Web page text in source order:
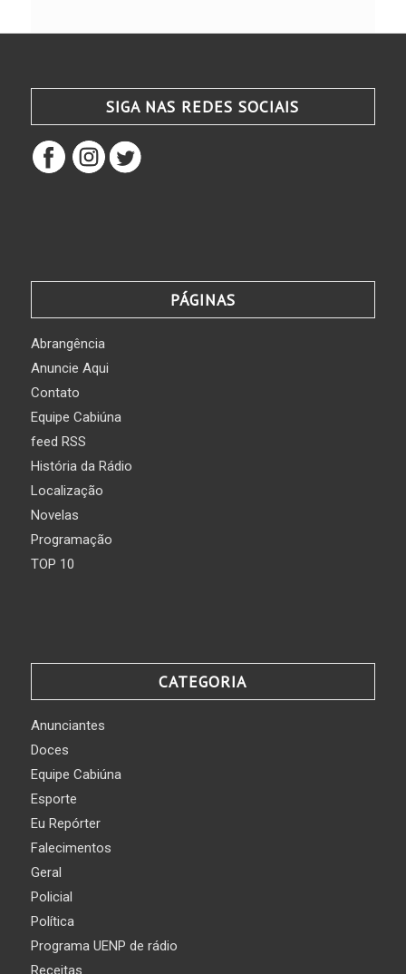
SIGA NAS REDES SOCIAIS
PÁGINAS
Abrangência
Anuncie Aqui
Contato
Equipe Cabiúna
feed RSS
História da Rádio
Localização
Novelas
Programação
TOP 10
CATEGORIA
Anunciantes
Doces
Equipe Cabiúna
Esporte
Eu Repórter
Falecimentos
Geral
Policial
Política
Programa UENP de rádio
Receitas